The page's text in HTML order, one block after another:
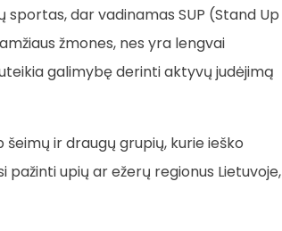
dar vadinamas SUP (Stand Up
žmones, nes yra lengvai
galimybę derinti aktyvų judėjimą
ir draugų grupių, kurie ieško
upių ar ežerų regionus Lietuvoje,